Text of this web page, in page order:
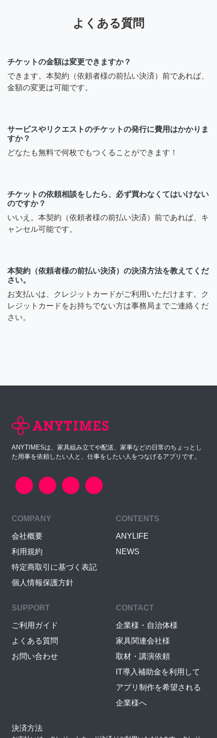
よくある質問
チケットの金額は変更できますか？
できます。本契約（依頼者様の前払い決済）前であれば、
金額の変更は可能です。
サービスやリクエストのチケットの発行に費用はかかりま
すか？
どなたも無料で何枚でもつくることができます！
チケットの依頼相談をしたら、必ず買わなくてはいけない
のですか？
いいえ。本契約（依頼者様の前払い決済）前であれば、キ
ャンセル可能です。
本契約（依頼者様の前払い決済）の決済方法を教えてくだ
さい。
お支払いは、クレジットカードがご利用いただけます。ク
レジットカードをお持ちでない方は事務局までご連絡くだ
さい。
ANYTIMESは、家具組み立てや配送、家事などの日常のちょっとし
た用事を依頼したい人と、仕事をしたい人をつなげるアプリです。
COMPANY
会社概要
利用規約
特定商取引に基づく表記
個人情報保護方針
CONTENTS
ANYLIFE
NEWS
SUPPORT
ご利用ガイド
よくある質問
お問い合わせ
CONTACT
企業様・自治体様
家具関連会社様
取材・講演依頼
IT導入補助金を利用して
アプリ制作を希望される
企業様へ
決済方法